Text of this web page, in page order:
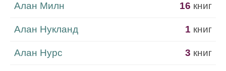
Алан Милн 16 книг
Алан Нукланд 1 книг
Алан Нурс 3 книг